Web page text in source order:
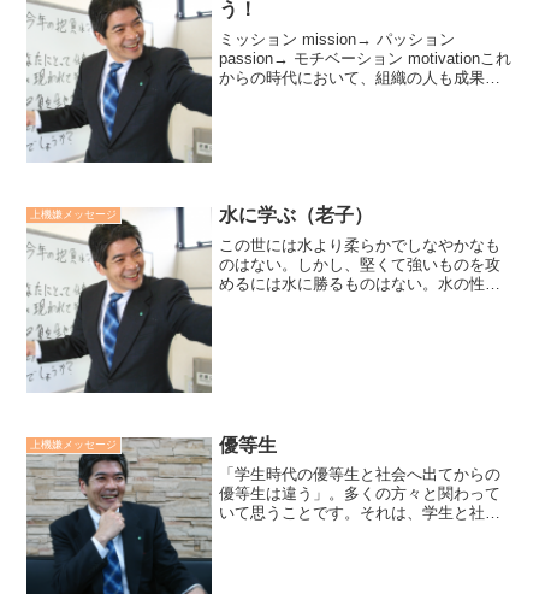
う！
ミッション mission→ パッション
passion→ モチベーション motivationこれ
からの時代において、組織の人も成果も
上機嫌メッセージ 水に学ぶ（老子）
この世には水より柔らかでしなやかなも
のはない。しかし、堅くて強いものを攻
めるには水に勝るものはない。水の性質
上機嫌メッセージ 優等生
「学生時代の優等生と社会へ出てからの
優等生は違う」。多くの方々と関わって
いて思うことです。それは、学生と社会